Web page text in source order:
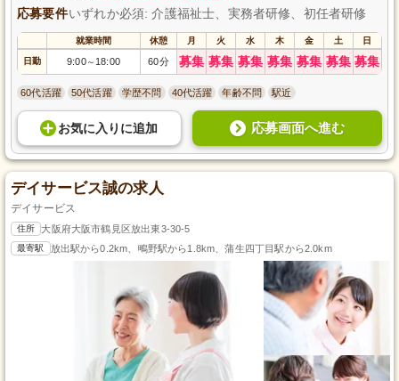
応募要件いずれか必須: 介護福祉士、実務者研修、初任者研修
就業時間 休憩 月 火 水 木 金 土 日
日勤 9:00～ 18:00 60分 募集 募集 募集 募集 募集 募集 募集
60代活躍 50代活躍 学歴不問 40代活躍 年齢不問 駅近
お気に入り に追加 応募画面へ進む
デイサービス誠の求人
デイサービス
住所 大阪府大阪市鶴見区放出東3-30-5
最寄駅 放出駅から0.2km、鴫野駅から1.8km、蒲生四丁目駅から2.0km